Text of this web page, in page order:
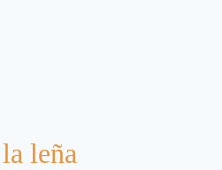
leña